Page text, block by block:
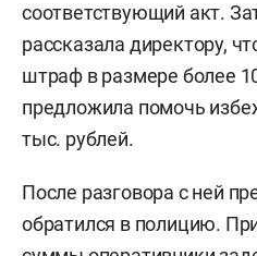
соответствующий акт.
рассказала директору,
штраф в размере более
предложила помочь
тыс. рублей.
После разговора с ней
обратился в полицию.